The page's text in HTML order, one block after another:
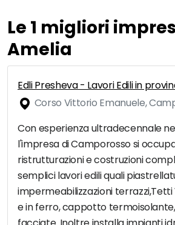
Le 1 migliori
Amelia
Edli Presheva - Lavori Edili in
Corso Vittorio Emanuele,
Con esperienza ultradecennale
l'impresa di Camporosso si
ristrutturazioni e costruzioni
semplici lavori edili quali
impermeabilizzazioni
e in ferro, cappotto